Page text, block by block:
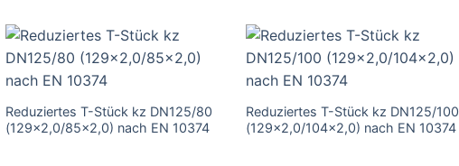
Reduziertes T-Stück kz DN125/80
(129×2,0/85×2,0) nach EN 10374
Reduziertes T-Stück kz DN125/100
(129×2,0/104×2,0) nach EN 10374